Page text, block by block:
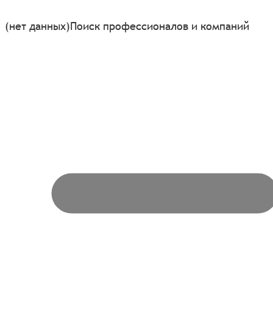
(нет данных)Поиск профессионалов и компаний